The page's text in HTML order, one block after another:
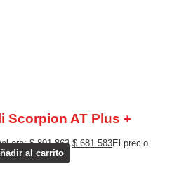
Scorpion AT Plus +
era: $ 801.862. $ 681.583El precio
al carrito